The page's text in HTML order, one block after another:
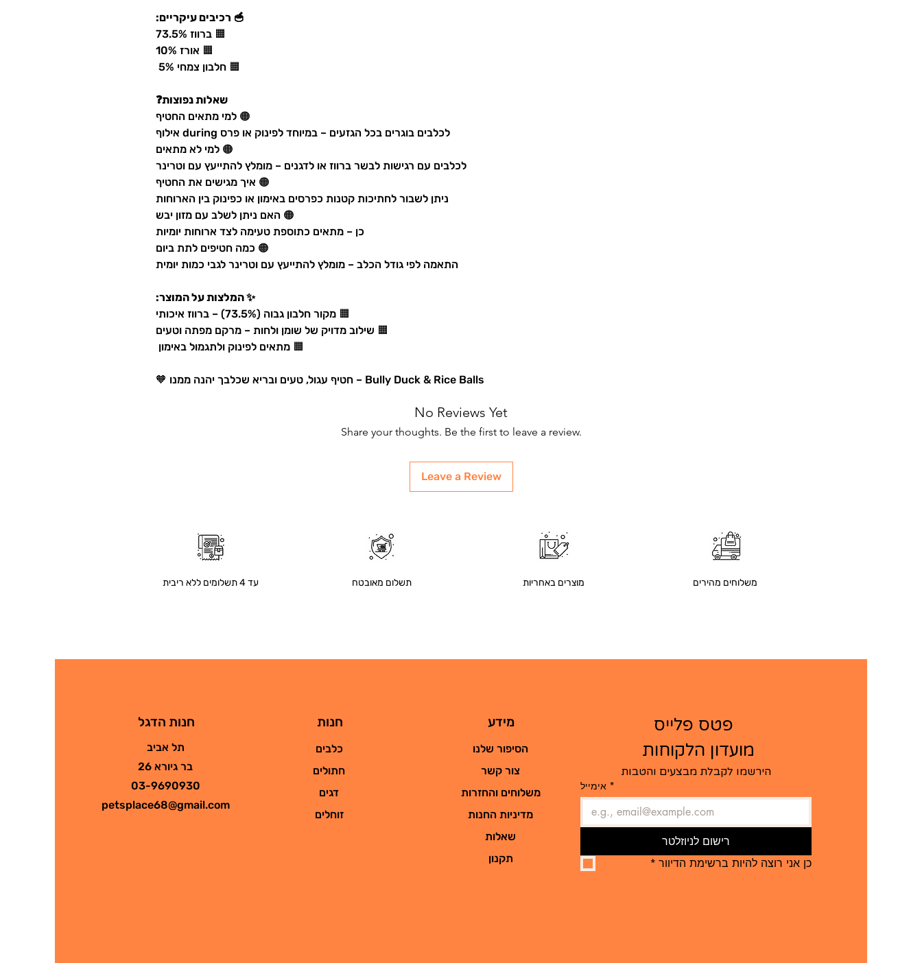
🥣 רכיבים עיקריים:
🟧 ברווז 73.5%
🟧 אורז 10%
🟧 חלבון צמחי 5%
שאלות נפוצות❓
🟠 למי מתאים החטיף
לכלבים בוגרים בכל הגזעים – במיוחד לפינוק או פרס during אילוף
🟠 למי לא מתאים
לכלבים עם רגישות לבשר ברווז או לדגנים – מומלץ להתייעץ עם וטרינר
🟠 איך מגישים את החטיף
ניתן לשבור לחתיכות קטנות כפרסים באימון או כפינוק בין הארוחות
🟠 האם ניתן לשלב עם מזון יבש
כן – מתאים כתוספת טעימה לצד ארוחות יומיות
🟠 כמה חטיפים לתת ביום
התאמה לפי גודל הכלב – מומלץ להתייעץ עם וטרינר לגבי כמות יומית
✨ המלצות על המוצר:
🟧 מקור חלבון גבוה (73.5%) – ברווז איכותי
🟧 שילוב מדויק של שומן ולחות – מרקם מפתה וטעים
🟧 מתאים לפינוק ולתגמול באימון
Bully Duck & Rice Balls – חטיף עגול, טעים ובריא שכלבך יהנה ממנו 🧡
No Reviews Yet
Share your thoughts. Be the first to leave a review.
Leave a Review
עד 4 תשלומים ללא ריבית תשלום מאובטח מוצרים באחריות משלוחים מהירים
חנות הדגל
תל אביב
בר גיורא 26
03-9690930
petsplace68@gmail.com
חנות
כלבים
חתולים
דגים
זוחלים
מידע
הסיפור שלנו
צור קשר
משלוחים והחזרות
מדיניות החנות
שאלות
תקנון
מועדון הלקוחות ​
הירשמו לקבלת מבצעים והטבות
אימייל *
רישום לניוזלטר
כן אני רוצה להיות ברשימת הדיוור *